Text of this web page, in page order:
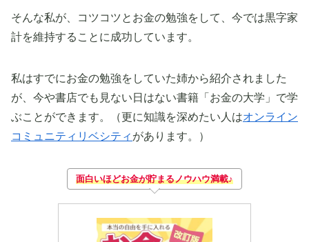
そんな私が、コツコツとお金の勉強をして、今では黒字家
計を維持することに成功しています。
私はすでにお金の勉強をしていた姉から紹介されました
が、今や書店でも見ない日はない書籍「お金の大学」で学
ぶことができます。（更に知識を深めたい人はオンライン
コミュニティリベシティ があります。）
面白いほどお金が貯まるノウハウ満載♪